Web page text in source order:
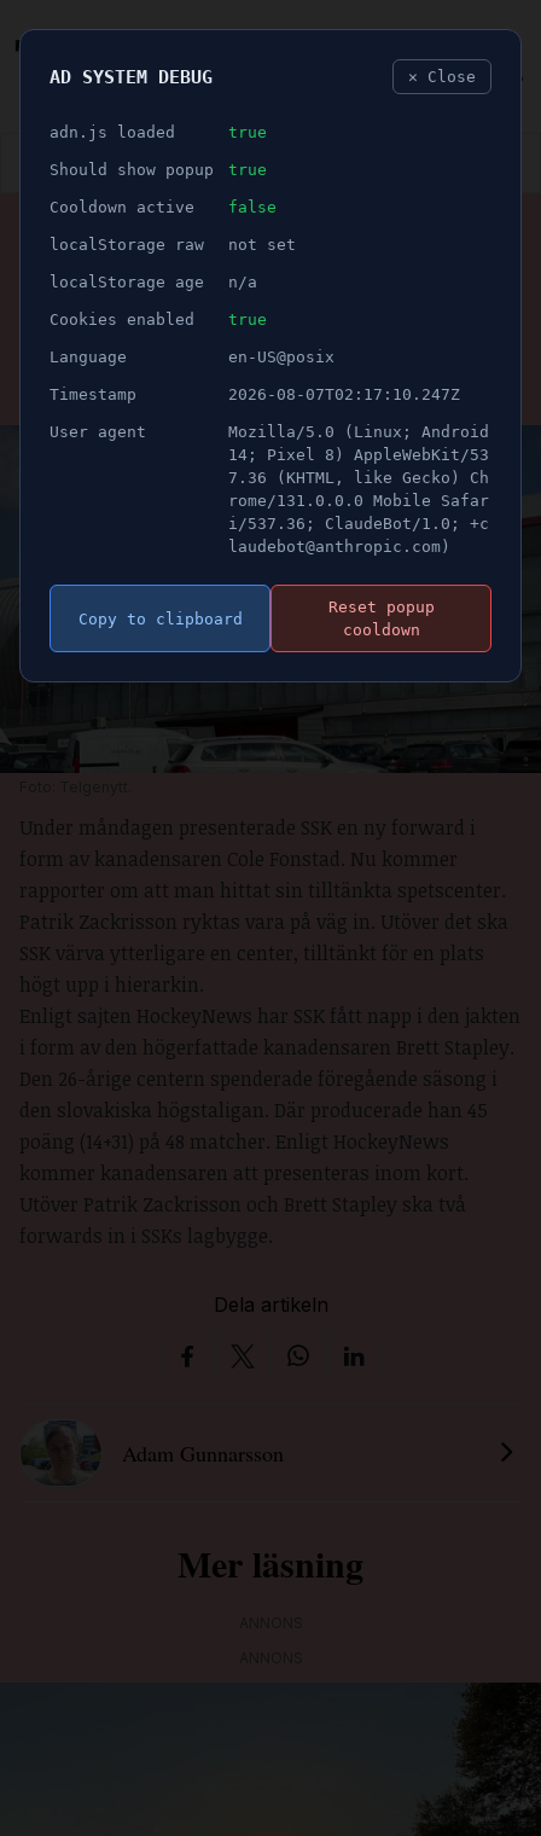
👮🏻‍♂️ BLÅLJUS ÅSIKTER SPORT
ANNONS
SÖDERTÄLJE SPORTKLUBB
UPPGIFTER: SSK har
hittat sin spetscenter
Publicerad 18 juni 2025 05:00
Uppdaterad 21 juni 2026 08:56
Under måndagen presenterade SSK en ny forward i
form av kanadensaren Cole Fonstad. Nu kommer
rapporter om att man hittat sin tilltänkta spetscenter.
Patrik Zackrisson ryktas vara på väg in. Utöver det ska
SSK värva ytterligare en center, tilltänkt för en plats
högt upp i hierarkin.
Enligt sajten HockeyNews har SSK fått napp i den jakten
i form av den högerfattade kanadensaren Brett Stapley.
Den 26-årige centern spenderade föregående säsong i
den slovakiska högstaligan. Där producerade han 45
poäng (14+31) på 48 matcher. Enligt HockeyNews
kommer kanadensaren att presenteras inom kort.
Utöver Patrik Zackrisson och Brett Stapley ska två
forwards in i SSKs lagbygge.
Dela artikeln
Adam Gunnarsson
Mer läsning
AD SYSTEM DEBUG ✕ Close
adn.js loaded true
Should show popup true
Cooldown active false
localStorage raw not set
localStorage age n/a
Cookies enabled true
Language en-US@posix
Timestamp 2026-08-07T02:17:10.247Z
User agent
Mozilla/5.0 (Linux; Android
14; Pixel 8) AppleWebKit/53
7.36 (KHTML, like Gecko) Ch
rome/131.0.0.0 Mobile Safar
i/537.36; ClaudeBot/1.0; +c
laudebot@anthropic.com)
Copy to clipboard
Reset popup
cooldown